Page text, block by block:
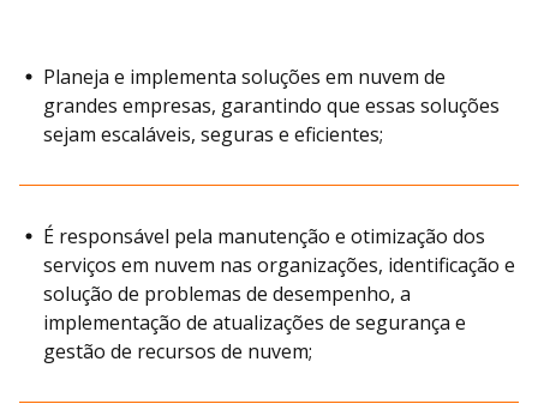
Planeja e implementa soluções em nuvem de
grandes empresas, garantindo que essas soluções
sejam escaláveis, seguras e eficientes;
É responsável pela manutenção e otimização dos
serviços em nuvem nas organizações, identificação e
solução de problemas de desempenho, a
implementação de atualizações de segurança e
gestão de recursos de nuvem;